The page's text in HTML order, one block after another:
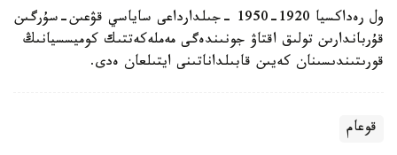
ول رەداكسيا 1920-1950 -جىلدارداعى ساياسي قۋعىن-سۇرگىن
قۇرباندارىن تولىق اقتاۋ جونىندەگى مەملەكەتتىك كوميسسيانىڭ
قورىتىندىسىنان كەيىن قابىلداناتىنى ايتىلعان ەدى.
قوعام